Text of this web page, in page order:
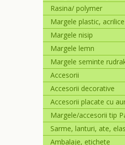
Rasina/ polymer
Margele plastic, acrilice
Margele nisip
Margele lemn
Margele seminte
Accesorii
Accesorii decorative
Accesorii placate cu
Margele/accesorii tip
Sarme, lanturi, ate,
Ambalaje, etichete